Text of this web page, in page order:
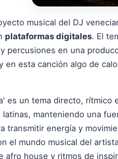
musical del DJ
plataformas digitales. El
percusiones en una
en esta canción algo de
es un tema directo,
latinas, manteniendo una
transmitir energía y
el mundo musical del
afro house y ritmos de